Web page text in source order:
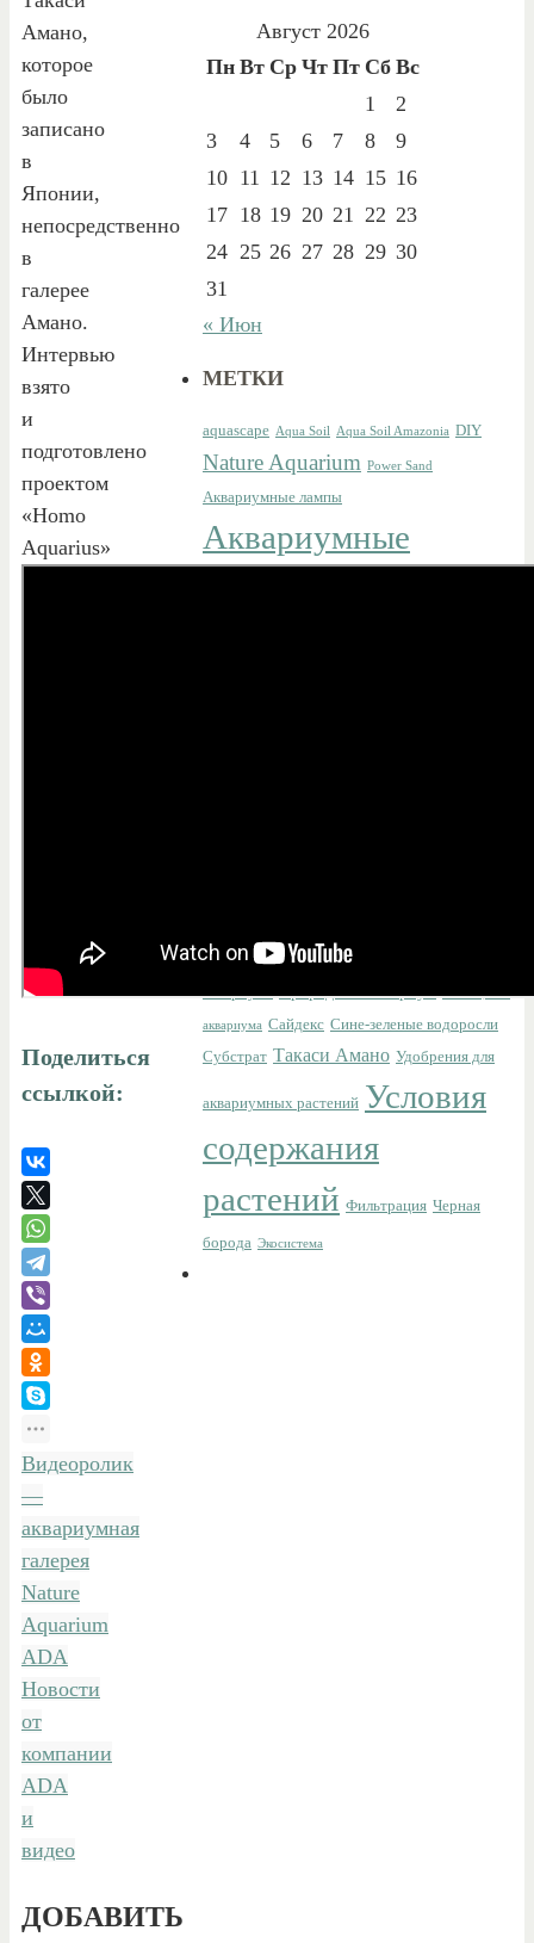
Амано,
которое
было
записано
в
Японии,
непосредственно
в
галерее
Амано.
Интервью
взято
и
подготовлено
проектом
«Homo
Aquarius»
Поделиться
ссылкой:
Видеоролик
—
аквариумная
галерея
Nature
Aquarium
ADA
Новости
от
компании
ADA
и
видео
ДОБАВИТЬ
Август 2026
Пн Вт Ср Чт Пт Сб Вс
1
2
3
4 5 6 7 8
9
10 11 12 13 14 15 16
17 18 19 20 21 22 23
24 25 26 27 28 29 30
31
« Июн
МЕТКИ
aquascape Aqua Soil Aqua Soil Amazonia DIY
Nature Aquarium Power Sand
Аквариумные лампы
Аквариумные
Нитчатка Оливер Кнотт
аквариума
аквариума Сайдекс Сине-зеленые водоросли
Субстрат Такаси Амано Удобрения для
аквариумных растений Условия
содержания
растений Фильтрация Черная
борода Экосистема